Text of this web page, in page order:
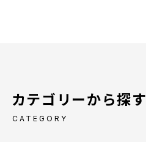
カテゴリーから探す
CATEGORY